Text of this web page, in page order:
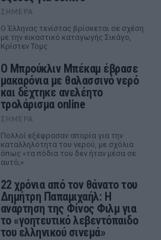
ΣΉΜΕΡΑ
Ο Έλληνας τενίστας βρίσκεται σε σχέση
με την εικαστικό καταγωγής Σικάγο,
Κρίστεν Τομς
Ο Μπρούκλιν Μπέκαμ έβρασε
μακαρόνια με θαλασσινό νερό
και δέχτηκε ανελέητο
τρολάρισμα online
ΣΉΜΕΡΑ
Πολλοί εξέφρασαν απορία για την
καταλληλότητα του νερού, με σχόλια
όπως «τα πόδια του δεν ήταν μέσα σε
αυτό;»
22 χρόνια από τον θάνατο του
Δημήτρη Παπαμιχαήλ: Η
ανάρτηση της Φίνος Φιλμ για
το «γοητευτικό λεβεντόπαιδο
του ελληνικού σινεμά»